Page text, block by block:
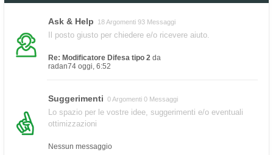
Ask & Help 18 Argomenti 93 Messaggi
Il posto giusto per chiedere e/o ricevere aiuto.
Re: Modificatore Difesa tipo 2 da
radan74 oggi, 6:52
Suggerimenti 0 Argomenti 0 Messaggi
Lo spazio per le vostre idee, suggerimenti e/o eventuali
ottimizzazioni
Nessun messaggio